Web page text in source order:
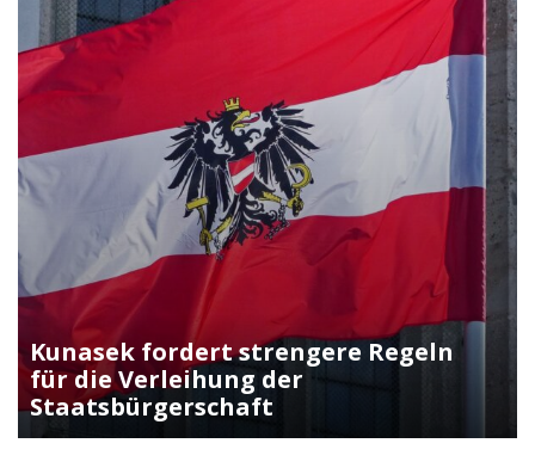
Kunasek fordert strengere Regeln
für die Verleihung der
Staatsbürgerschaft